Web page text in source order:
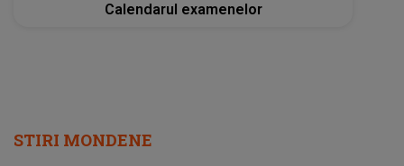
Calendarul examenelor
STIRI MONDENE